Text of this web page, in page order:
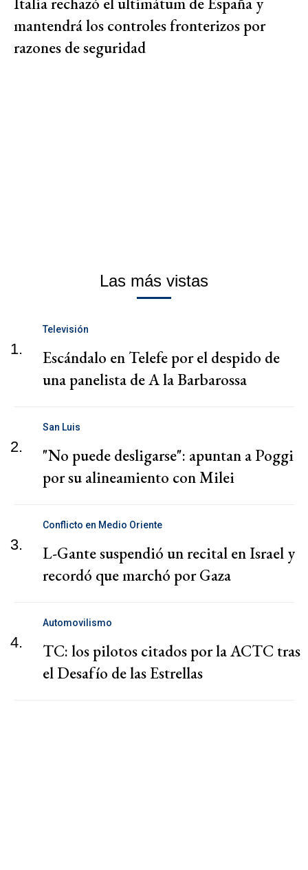
mantendrá los controles fronterizos por
razones de seguridad
Las más vistas
1.
Televisión
Escándalo en Telefe por el despido de
una panelista de A la Barbarossa
2.
San Luis
"No puede desligarse": apuntan a Poggi
por su alineamiento con Milei
3.
Conflicto en Medio Oriente
L-Gante suspendió un recital en Israel y
recordó que marchó por Gaza
4.
Automovilismo
TC: los pilotos citados por la ACTC tras
el Desafío de las Estrellas